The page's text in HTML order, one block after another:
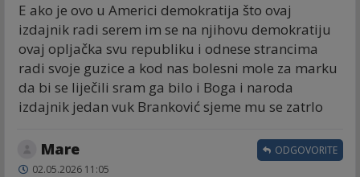
E ako je ovo u Americi demokratija što ovaj
izdajnik radi serem im se na njihovu demokratiju
ovaj opljačka svu republiku i odnese strancima
radi svoje guzice a kod nas bolesni mole za marku
da bi se liječili sram ga bilo i Boga i naroda
izdajnik jedan vuk Branković sjeme mu se zatrlo
Mare
02.05.2026 11:05
ODGOVORITE